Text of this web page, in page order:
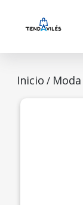
Inicio / Moda